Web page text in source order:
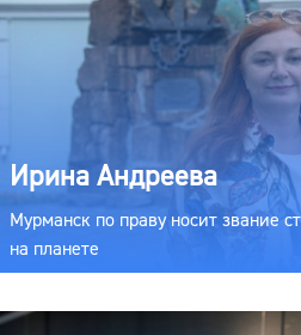
Ирина Андреева
Мурманск по праву носит звание
на планете